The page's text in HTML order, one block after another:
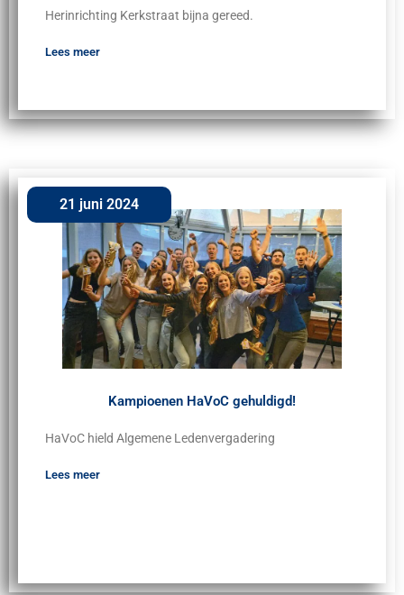
Herinrichting Kerkstraat bijna gereed.
Lees meer
21 juni 2024
Kampioenen HaVoC gehuldigd!
HaVoC hield Algemene Ledenvergadering
Lees meer